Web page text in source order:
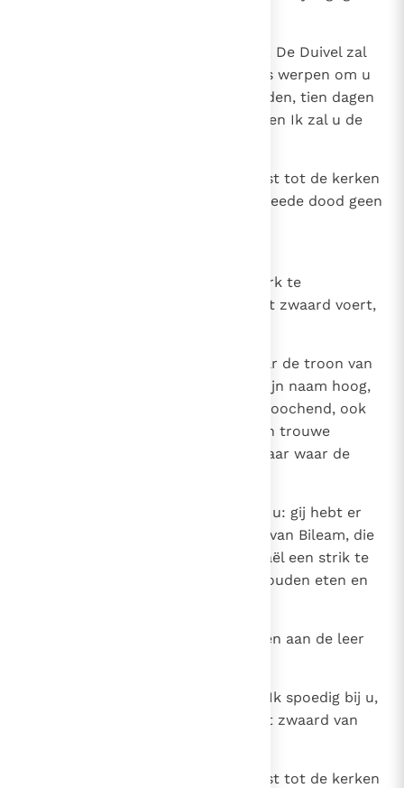
Vrees niet het lijden dat u wacht. De Duivel zal
sommigen van u in de gevangenis werpen om u
te beproeven, en gij zult hevig lijden, tien dagen
lang. Wees getrouw tot de dood en Ik zal u de
Wie oren heeft, hore wat de Geest tot de kerken
zegt: Wie overwint, zal van de tweede dood geen
En schrijf aan de engel van de kerk te
Pérgamum: Zo spreekt Hij die het zwaard voert,
Ik weet waar gij woont: daar waar de troon van
de Satan staat. Toch houdt gij mijn naam hoog,
gij hebt het geloof in Mij niet verloochend, ook
niet in de dagen van Antipas, mijn trouwe
getuige, die gedood werd bij u, daar waar de
Maar Ik heb enkele dingen tegen u: gij hebt er
daar die vasthouden aan de leer van Bileam, die
Balak leerde de kinderen van Israël een strik te
spannen, dat zij afgodenoffers zouden eten en
Zo zijn er ook bij u die vasthouden aan de leer
Bekeer u toch! Zo niet, dan kom Ik spoedig bij u,
om tegen hen te strijden met het zwaard van
Wie oren heeft, hore wat de Geest tot de kerken